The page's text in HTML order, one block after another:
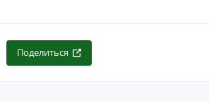
Поделиться